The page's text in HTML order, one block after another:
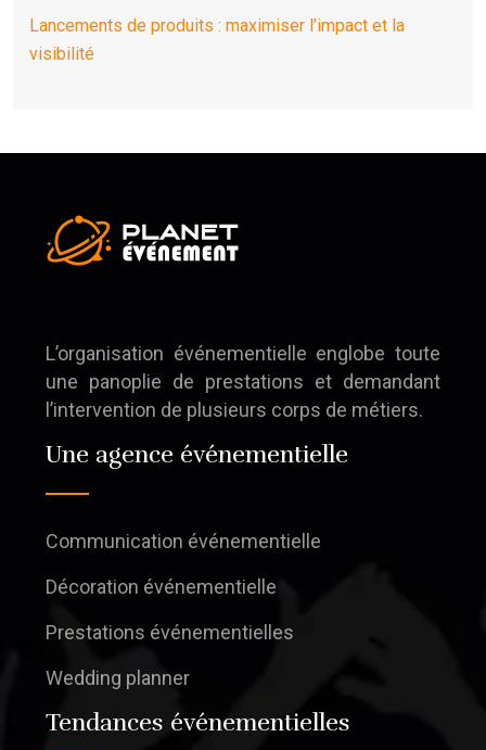
Lancements de produits : maximiser l’impact et la
visibilité
L’organisation événementielle englobe toute
une panoplie de prestations et demandant
l’intervention de plusieurs corps de métiers.
Une agence événementielle
Communication événementielle
Décoration événementielle
Prestations événementielles
Wedding planner
Tendances événementielles